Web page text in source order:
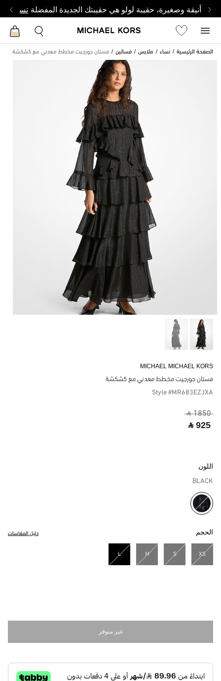
أنيقة وصغيرة، حقيبة لولو هي حقيبتك الجديدة المفضلة تسوق
الصفحة الرئيسية نساء ملابس فساتين فستان جورجيت مخطط معدني مع كشكشة
MICHAEL MICHAEL KORS
فستان جورجيت مخطط معدني مع كشكشة
Style #MR683EZJXA
‎ ⃁ 1850 ‎
‎ ⃁ 925 ‎
اللون
BLACK
مختار
الحجم دليل المقاسات
XS
S
M
L
مختار
غير متوفر